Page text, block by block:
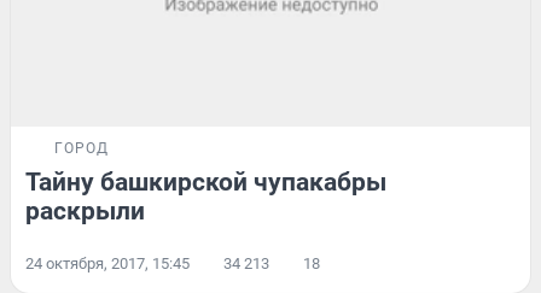
ГОРОД
Тайну башкирской чупакабры
раскрыли
24 октября, 2017, 15:45 34 213 18